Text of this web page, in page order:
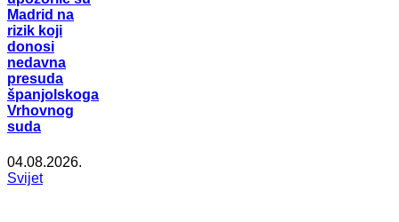
Madrid na
rizik koji
donosi
nedavna
presuda
španjolskoga
Vrhovnog
suda
04.08.2026.
Svijet